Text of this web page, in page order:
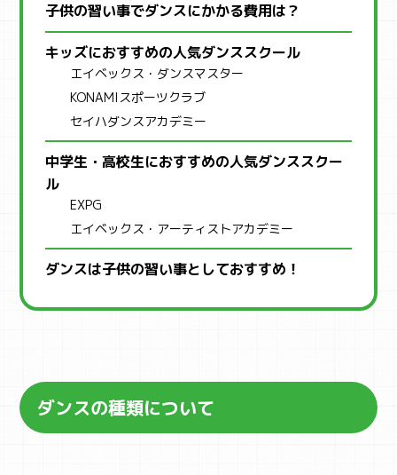
子供の習い事でダンスにかかる費用は？
キッズにおすすめの人気ダンススクール
エイベックス・ダンスマスター
KONAMIスポーツクラブ
セイハダンスアカデミー
中学生・高校生におすすめの人気ダンススクー
ル
EXPG
エイベックス・アーティストアカデミー
ダンスは子供の習い事としておすすめ！
ダンスの種類について